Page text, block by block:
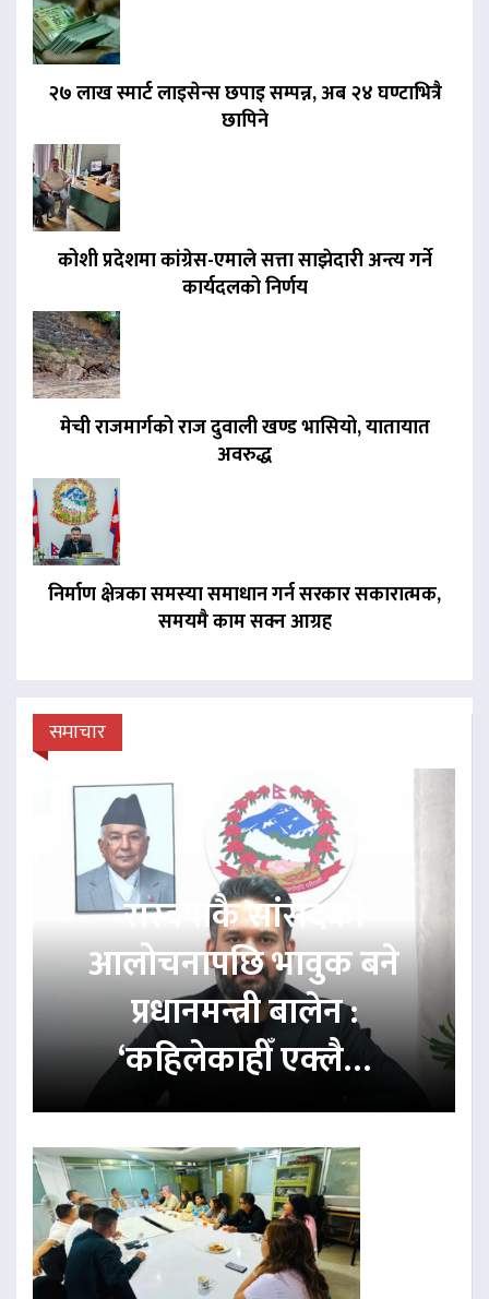
२७ लाख स्मार्ट लाइसेन्स छपाइ सम्पन्न, अब २४ घण्टाभित्रै
छापिने
कोशी प्रदेशमा कांग्रेस-एमाले सत्ता साझेदारी अन्त्य गर्ने
कार्यदलको निर्णय
मेची राजमार्गको राज दुवाली खण्ड भासियो, यातायात
अवरुद्ध
निर्माण क्षेत्रका समस्या समाधान गर्न सरकार सकारात्मक,
समयमै काम सक्न आग्रह
समाचार
रास्वपाकै सांसदको
आलोचनापछि भावुक बने
प्रधानमन्त्री बालेन :
‘कहिलेकाहीँ एक्लै…